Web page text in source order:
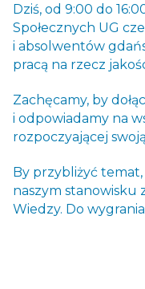
Dziś, od 9:00 do
Społecznych UG
i absolwentów
pracą na rzecz
Zachęcamy, by
i odpowiadamy na
rozpoczyającej
By przybliżyć
naszym stanowisku
Wiedzy. Do